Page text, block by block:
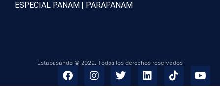
ESPECIAL PANAM | PARAPANAM
Estapasando © 2022. Todos los derechos reservados